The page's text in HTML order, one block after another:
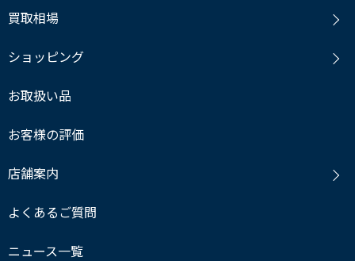
買取相場
ショッピング
お取扱い品
お客様の評価
店舗案内
よくあるご質問
ニュース一覧